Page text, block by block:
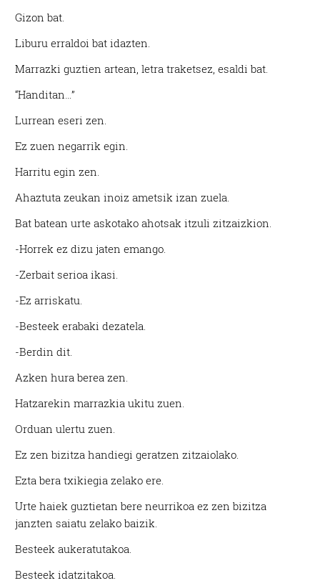
Gizon bat.
Liburu erraldoi bat idazten.
Marrazki guztien artean, letra traketsez, esaldi bat.
“Handitan…”
Lurrean eseri zen.
Ez zuen negarrik egin.
Harritu egin zen.
Ahaztuta zeukan inoiz ametsik izan zuela.
Bat batean urte askotako ahotsak itzuli zitzaizkion.
-Horrek ez dizu jaten emango.
-Zerbait serioa ikasi.
-Ez arriskatu.
-Besteek erabaki dezatela.
-Berdin dit.
Azken hura berea zen.
Hatzarekin marrazkia ukitu zuen.
Orduan ulertu zuen.
Ez zen bizitza handiegi geratzen zitzaiolako.
Ezta bera txikiegia zelako ere.
Urte haiek guztietan bere neurrikoa ez zen bizitza
janzten saiatu zelako baizik.
Besteek aukeratutakoa.
Besteek idatzitakoa.